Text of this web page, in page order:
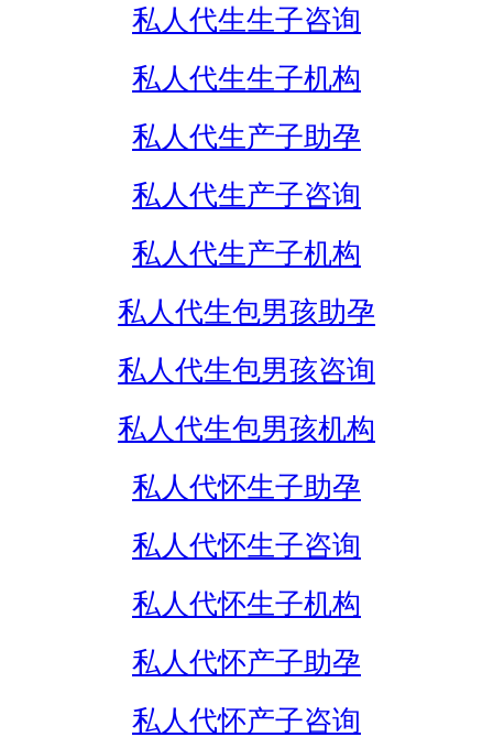
私人代生生子咨询
私人代生生子机构
私人代生产子助孕
私人代生产子咨询
私人代生产子机构
私人代生包男孩助孕
私人代生包男孩咨询
私人代生包男孩机构
私人代怀生子助孕
私人代怀生子咨询
私人代怀生子机构
私人代怀产子助孕
私人代怀产子咨询